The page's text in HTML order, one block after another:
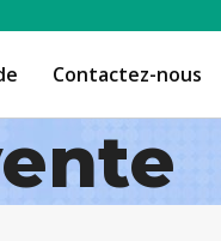
Contactez-nous